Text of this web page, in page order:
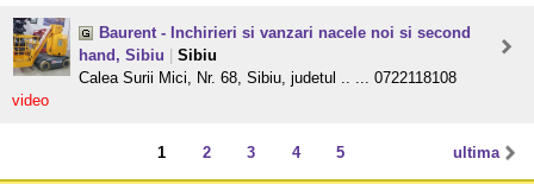
Baurent - Inchirieri si vanzari nacele noi si second
hand, Sibiu
Sibiu
Calea Surii Mici, Nr. 68, Sibiu, judetul .. ... 0722118108
video
ultima
1 2 3 4 5